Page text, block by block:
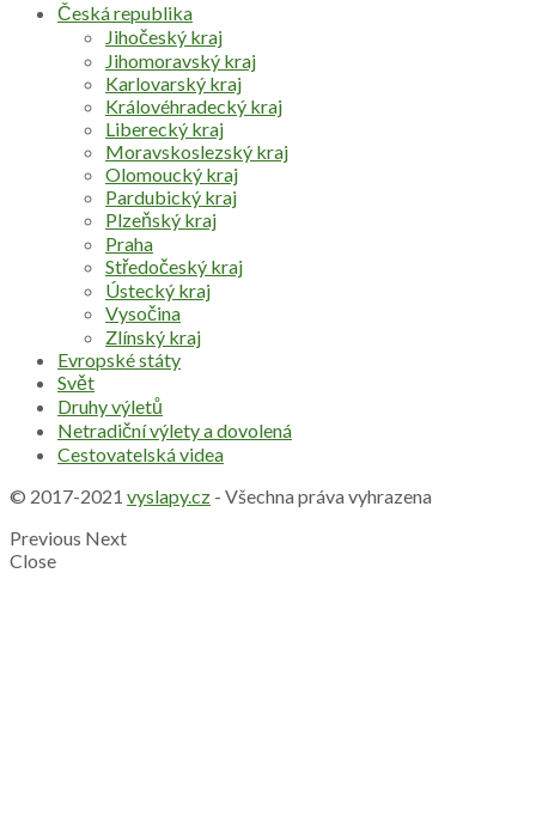
Česká republika
Jihočeský kraj
Jihomoravský kraj
Karlovarský kraj
Královéhradecký kraj
Liberecký kraj
Moravskoslezský kraj
Olomoucký kraj
Pardubický kraj
Plzeňský kraj
Praha
Středočeský kraj
Ústecký kraj
Vysočina
Zlínský kraj
Evropské státy
Svět
Druhy výletů
Netradiční výlety a dovolená
Cestovatelská videa
© 2017-2021 vyslapy.cz - Všechna práva vyhrazena
Previous Next
Close